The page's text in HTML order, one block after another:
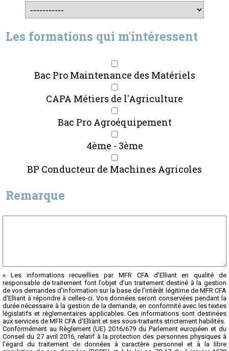
Les formations qui m'intéressent
Bac Pro Maintenance des Matériels
CAPA Métiers de l'Agriculture
Bac Pro Agroéquipement
4ème - 3ème
BP Conducteur de Machines Agricoles
Remarque
« Les informations recueillies par MFR CFA d'Elliant en qualité de
responsable de traitement font l’objet d’un traitement destiné à la gestion
de vos demandes d’information sur la base de l’intérêt légitime de MFR CFA
d'Elliant à répondre à celles-ci. Vos données seront conservées pendant la
durée nécessaire à la gestion de la demande, en conformité avec les textes
législatifs et règlementaires applicables. Ces informations sont destinées
aux services de MFR CFA d'Elliant et ses sous-traitants strictement habilités.
Conformément au Règlement (UE) 2016/679 du Parlement européen et du
Conseil du 27 avril 2016, relatif à la protection des personnes physiques à
l’égard du traitement de données à caractère personnel et à la libre